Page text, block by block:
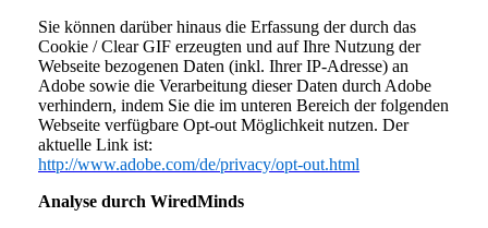
Sie können darüber hinaus die Erfassung der durch das
Cookie / Clear GIF erzeugten und auf Ihre Nutzung der
Webseite bezogenen Daten (inkl. Ihrer IP-Adresse) an
Adobe sowie die Verarbeitung dieser Daten durch Adobe
verhindern, indem Sie die im unteren Bereich der folgenden
Webseite verfügbare Opt-out Möglichkeit nutzen. Der
aktuelle Link ist:
http://www.adobe.com/de/privacy/opt-out.html
Analyse durch WiredMinds